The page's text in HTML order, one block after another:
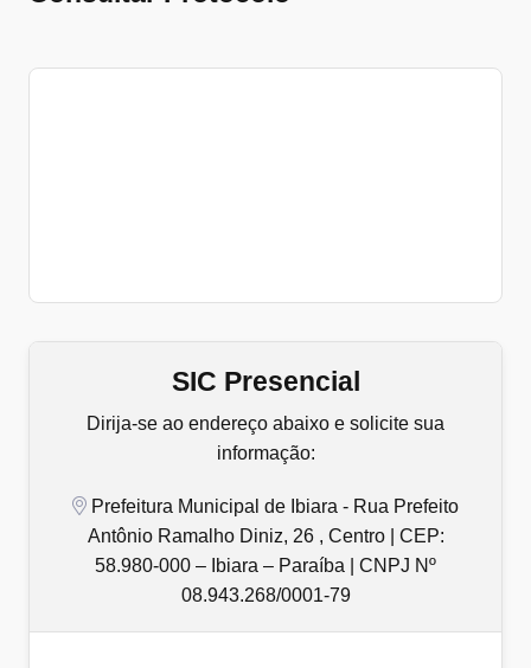
SIC Presencial
Dirija-se ao endereço abaixo e solicite sua
informação:
Prefeitura Municipal de Ibiara - Rua Prefeito
Antônio Ramalho Diniz, 26 , Centro | CEP:
58.980-000 – Ibiara – Paraíba | CNPJ Nº
08.943.268/0001-79